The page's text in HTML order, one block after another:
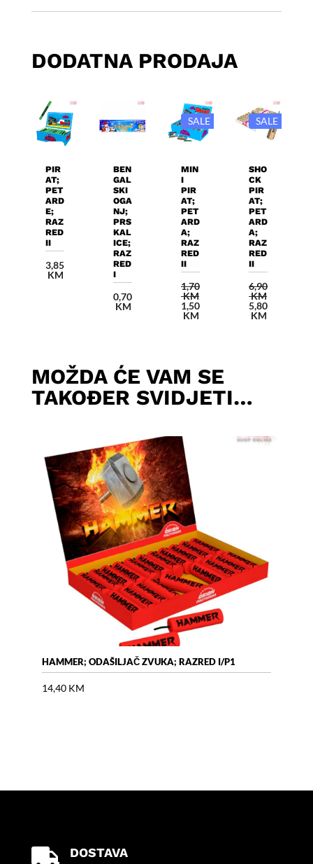
DODATNA PRODAJA
Košaricu
PIR
AT;
PET
ARD
E;
RAZ
RED
II
3,85
KM
Košaricu
BEN
GAL
SKI
OGA
NJ;
PRS
KAL
ICE;
RAZ
RED
I
0,70
KM
SALE
Košaricu
MIN
I
PIR
AT;
PET
ARD
A;
RAZ
RED
II
1,70
KM
Izvorna
cijena
1,50
KMTrenutna
SALE
Košaricu
SHO
CK
PIR
AT;
PET
ARD
A;
RAZ
RED
II
6,90
KM
Izvorna
cijena
5,80
KM
MOŽDA ĆE VAM SE
TAKOĐER SVIDJETI…
HAMMER; ODAŠILJAČ ZVUKA; RAZRED I/P1
14,40 KM
 DOSTAVA